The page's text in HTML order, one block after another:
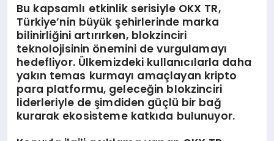
Bu kapsamlı etkinlik serisiyle OKX TR,
Türkiye’nin büyük şehirlerinde marka
bilinirliğini artırırken, blokzinciri
teknolojisinin önemini de vurgulamayı
hedefliyor. Ülkemizdeki kullanıcılarla daha
yakın temas kurmayı amaçlayan kripto
para platformu, geleceğin blokzinciri
liderleriyle de şimdiden güçlü bir bağ
kurarak ekosisteme katkıda bulunuyor.